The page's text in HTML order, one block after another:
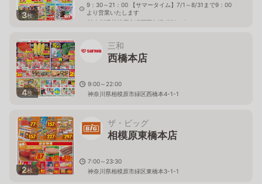
3枚
9：30～21：00 【サマータイム】7/1～8/31まで9：00
より営業いたします
神奈川県相模原市緑区下九沢1779－8
4枚
三和
西橋本店
9:00～22:00
神奈川県相模原市緑区西橋本4-1-1
2枚
ザ・ビッグ
相模原東橋本店
7:00～23:30
神奈川県相模原市緑区東橋本3-1-1